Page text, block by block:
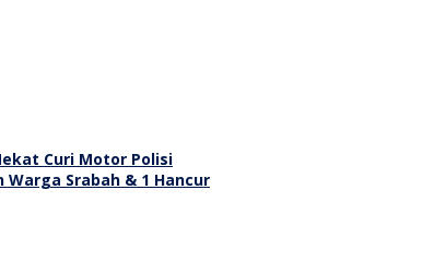
Curi Motor Polisi
Warga Srabah & 1 Hancur